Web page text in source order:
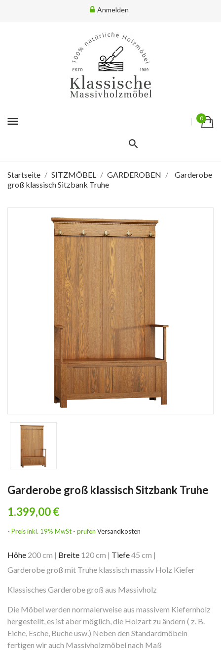
Anmelden
menu 0
Startseite SITZMÖBEL GARDEROBEN
Garderobe
groß klassisch Sitzbank Truhe
Garderobe groß klassisch Sitzbank Truhe
1.399,00 €
- Preis inkl. 19% MwSt - prüfen Versandkosten
Höhe 200 cm | Breite 120 cm | Tiefe45 cm |
Garderobe groß mit Truhe klassisch massiv Holz Kiefer
Klassisches Garderobe groß aus Massivholz
Die Möbel werden normalerweise aus massivem Kiefernholz
hergestellt, es ist aber möglich, die Holzart zu ändern ( z. B.
Eiche, Esche, Buche usw.) Neben den Standardmöbeln
fertigen wir auch Massivholzmöbel nach Maß